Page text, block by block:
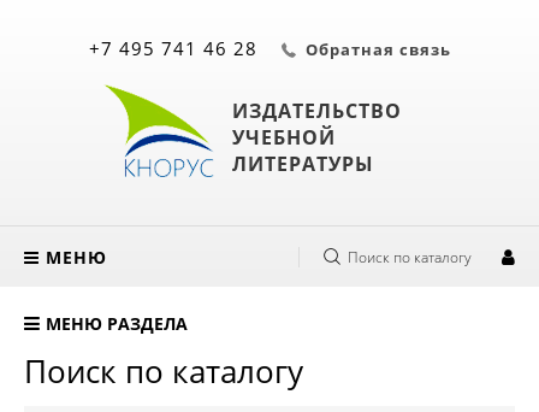
ИЗДАТЕЛЬСТВО
УЧЕБНОЙ
ЛИТЕРАТУРЫ
+7 495 741 46 28 Обратная связь
МЕНЮ Поиск по каталогу
МЕНЮ РАЗДЕЛА
Поиск по каталогу